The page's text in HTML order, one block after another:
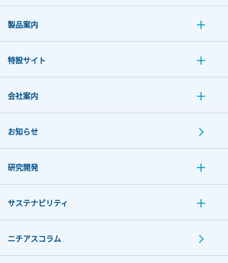
製品案内
特設サイト
会社案内
お知らせ
研究開発
サステナビリティ
ニチアスコラム